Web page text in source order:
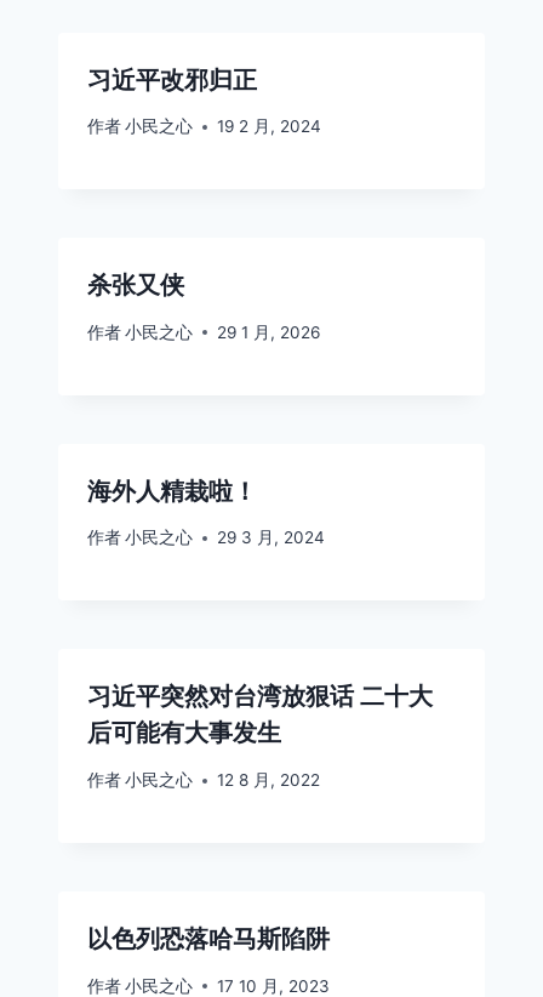
习近平改邪归正
作者小民之心 19 2 月, 2024
杀张又侠
作者小民之心 29 1 月, 2026
海外人精栽啦！
作者小民之心 29 3 月, 2024
习近平突然对台湾放狠话 二十大
后可能有大事发生
作者小民之心 12 8 月, 2022
以色列恐落哈马斯陷阱
作者小民之心 17 10 月, 2023